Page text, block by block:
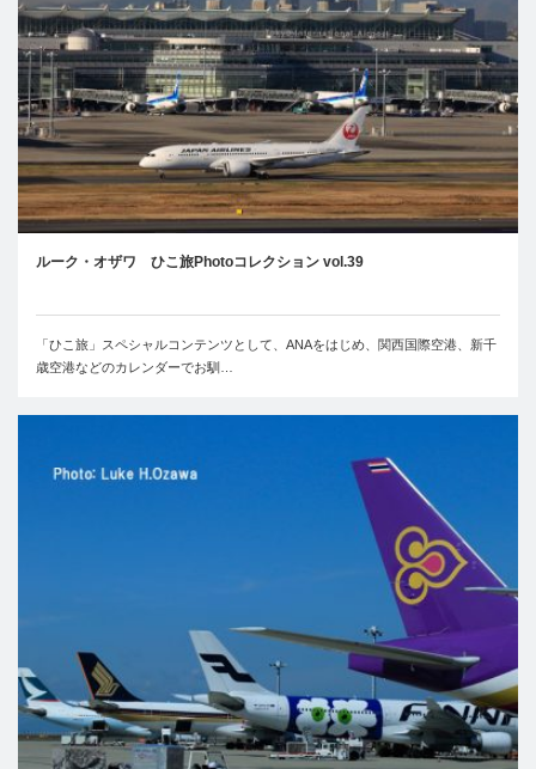
ルーク・オザワ ひこ旅Photoコレクション vol.39
「ひこ旅」スペシャルコンテンツとして、ANAをはじめ、関西国際空港、新千
歳空港などのカレンダーでお馴…